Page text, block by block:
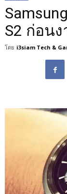
S2 ก่อน
โดย i3siam Tech &